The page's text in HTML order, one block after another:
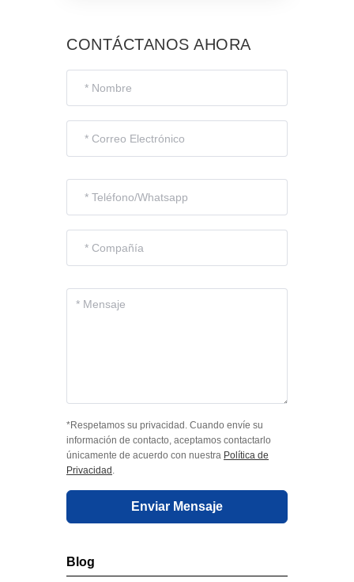
CONTÁCTANOS AHORA
*Respetamos su privacidad. Cuando envíe su
información de contacto, aceptamos contactarlo
únicamente de acuerdo con nuestra Política de
Privacidad .
Enviar Mensaje
Blog